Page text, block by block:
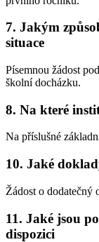
7. Jakým
situace
Písemnou žádost
školní docházku.
8. Na které
Na příslušné
10. Jaké
Žádost o dodatečný
11. Jaké jsou
dispozici